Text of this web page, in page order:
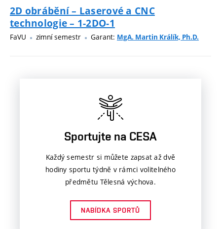
2D obrábění – Laserové a CNC
technologie – 1-2DO-1
FaVU zimní semestr Garant: MgA. Martin Králík, Ph.D.
Sportujte na CESA
Každý semestr si můžete zapsat až dvě
hodiny sportu týdně v rámci volitelného
předmětu Tělesná výchova.
NABÍDKA SPORTŮ